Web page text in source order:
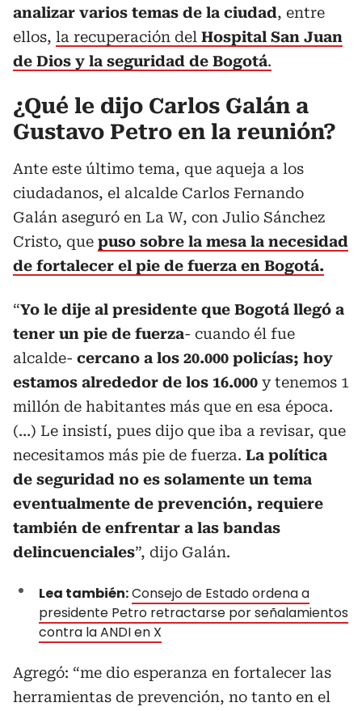
analizar varios temas de la ciudad, entre
ellos, la recuperación del Hospital San Juan
de Dios y la seguridad de Bogotá.
¿Qué le dijo Carlos Galán a
Gustavo Petro en la reunión?
Ante este último tema, que aqueja a los
ciudadanos, el alcalde Carlos Fernando
Galán aseguró en La W, con Julio Sánchez
Cristo, que puso sobre la mesa la necesidad
de fortalecer el pie de fuerza en Bogotá.
“Yo le dije al presidente que Bogotá llegó a
tener un pie de fuerza- cuando él fue
alcalde- cercano a los 20.000 policías; hoy
estamos alrededor de los 16.000 y tenemos 1
millón de habitantes más que en esa época.
(…) Le insistí, pues dijo que iba a revisar, que
necesitamos más pie de fuerza. La política
de seguridad no es solamente un tema
eventualmente de prevención, requiere
también de enfrentar a las bandas
delincuenciales”, dijo Galán.
Lea también:Consejo de Estado ordena a
presidente Petro retractarse por señalamientos
contra la ANDI en X
Agregó: “me dio esperanza en fortalecer las
herramientas de prevención, no tanto en el